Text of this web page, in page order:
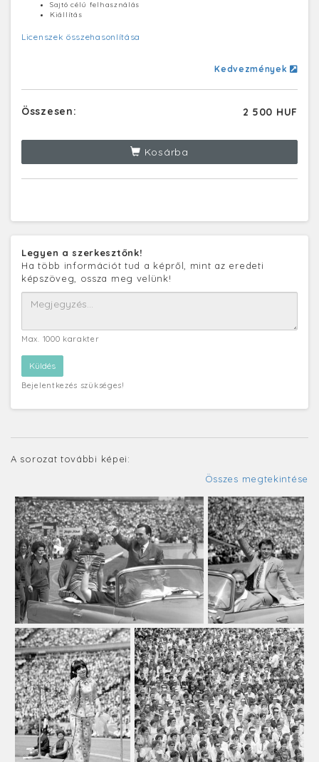
Sajtó célú felhasználás
Kiállítás
Licenszek összehasonlítása
Kedvezmények
Összesen: 2 500 HUF
Kosárba
Legyen a szerkesztőnk!
Ha több információt tud a képről, mint az eredeti
képszöveg, ossza meg velünk!
Max. 1000 karakter
Bejelentkezés szükséges!
A sorozat további képei:
Összes megtekintése